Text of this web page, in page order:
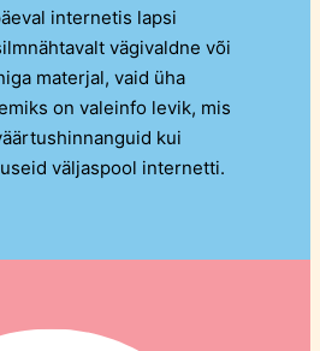
internetis lapsi
vägivaldne või
materjal, vaid üha
on valeinfo levik, mis
kui
väljaspool internetti.